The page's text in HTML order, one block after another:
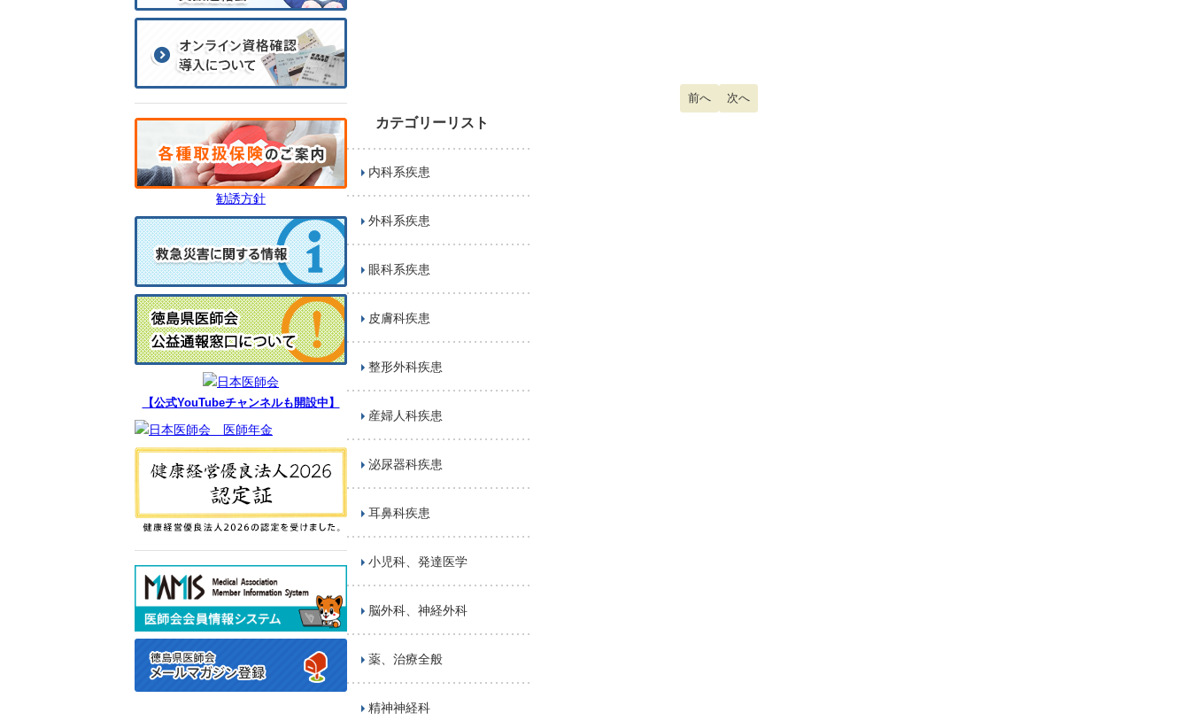
前の記事へ: 生理不順
前へ 次の記事へ: 中耳炎
次へ
カテゴリーリスト
内科系疾患
外科系疾患
眼科系疾患
皮膚科疾患
整形外科疾患
産婦人科疾患
泌尿器科疾患
耳鼻科疾患
小児科、発達医学
脳外科、神経外科
薬、治療全般
精神神経科
勧誘方針
【公式YouTubeチャンネルも開設中】